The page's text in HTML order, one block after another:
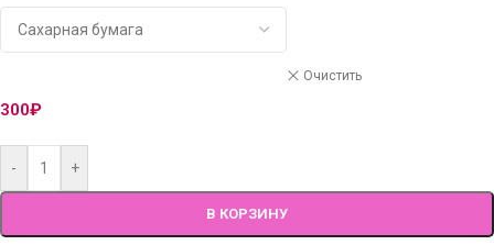
Очистить
300₽
- +
В КОРЗИНУ